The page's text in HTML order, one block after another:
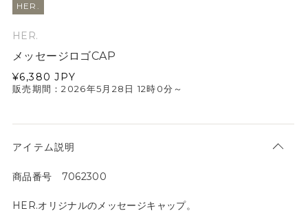
HER.
HER.
メッセージロゴCAP
¥6,380 JPY
販売期間：2026年5月28日 12時0分～
アイテム説明
商品番号 7062300
HER.オリジナルのメッセージキャップ。